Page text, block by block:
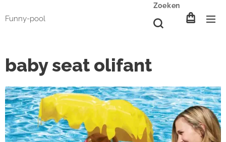
Funny-pool
Zoeken
baby seat olifant